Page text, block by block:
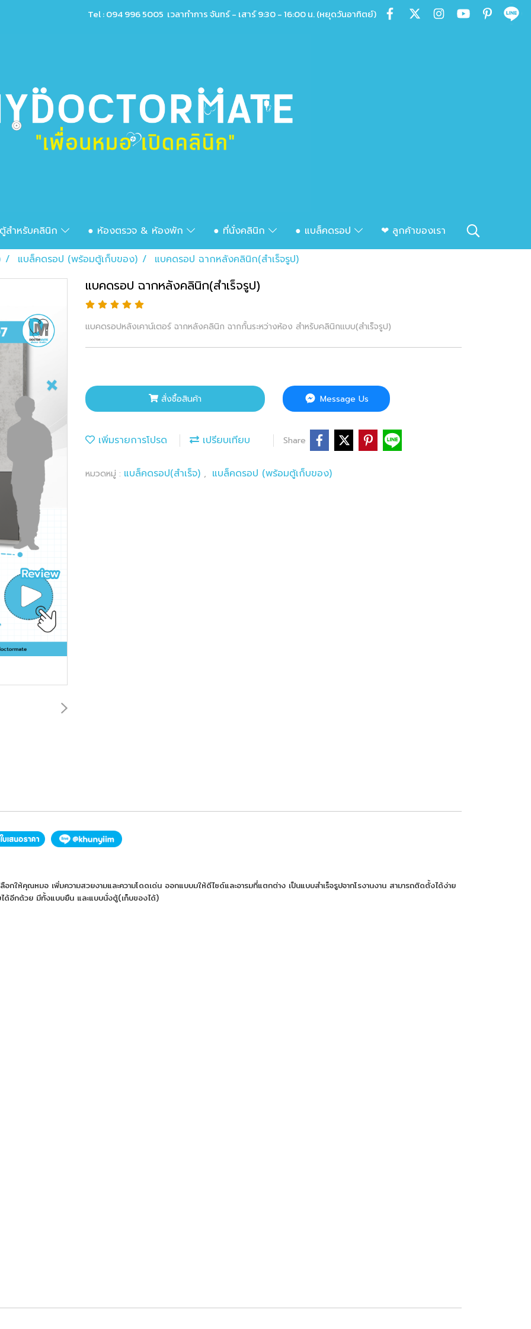
Tel : 094 996 5005 เวลาทำการ จันทร์ - เสาร์ 9:30 - 16:00 น. (หยุดวันอาทิตย์)
สำหรับคลินิก ● ห้องตรวจ & ห้องพัก ● ที่นั่งคลินิก ● แบล็คดรอป
❤ ลูกค้าของเรา
แบล็คดรอป (พร้อมตู้เก็บของ) แบคดรอป ฉากหลังคลินิก(สำเร็จรูป)
แบคดรอป ฉากหลังคลินิก(สำเร็จรูป)
แบคดรอปหลังเคาน์เตอร์ ฉากหลังคลินิก ฉากกั้นระหว่างห้อง สำหรับคลินิกแบบ(สำเร็จรูป)
สั่งซื้อสินค้า Message Us
เพิ่มรายการโปรด เปรียบเทียบ Share
หมวดหมู่ : แบล็คดรอป(สำเร็จ) , แบล็คดรอป (พร้อมตู้เก็บของ)
กให้คุณหมอ เพิ่มความสวยงามและความโดดเด่น ออกแบบมให้ดีไซด์และอารมที่แตกต่าง เป็นแบบสำเร็จรูปจากโรงานงาน สามารถติดตั้งได้ง่าย
ได้อีกด้วย มีทั้งแบบยืน และแบบนั่งตู้(เก็บของได้)